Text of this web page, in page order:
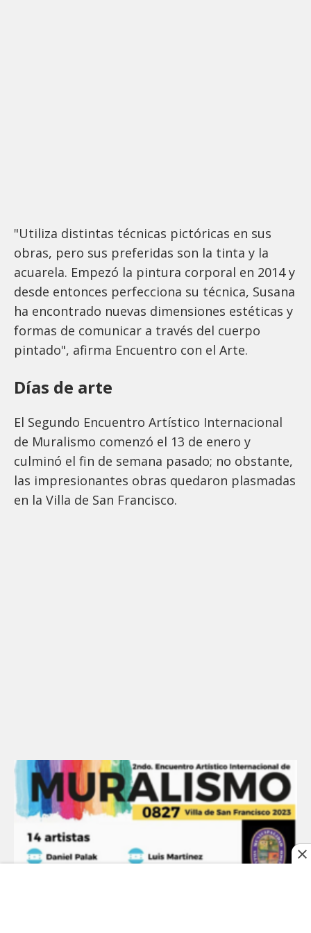
"Utiliza distintas técnicas pictóricas en sus
obras, pero sus preferidas son la tinta y la
acuarela. Empezó la pintura corporal en 2014 y
desde entonces perfecciona su técnica, Susana
ha encontrado nuevas dimensiones estéticas y
formas de comunicar a través del cuerpo
pintado", afirma Encuentro con el Arte.
Días de arte
El Segundo Encuentro Artístico Internacional
de Muralismo comenzó el 13 de enero y
culminó el fin de semana pasado; no obstante,
las impresionantes obras quedaron plasmadas
en la Villa de San Francisco.